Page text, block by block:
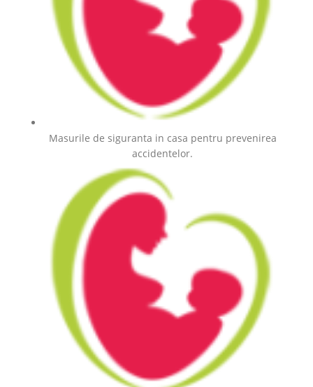
Masurile de siguranta in casa pentru prevenirea
accidentelor.